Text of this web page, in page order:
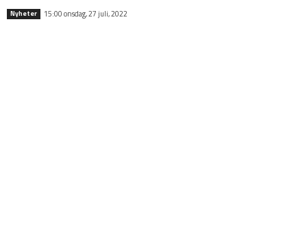
Nyheter 15:00 onsdag, 27 juli, 2022